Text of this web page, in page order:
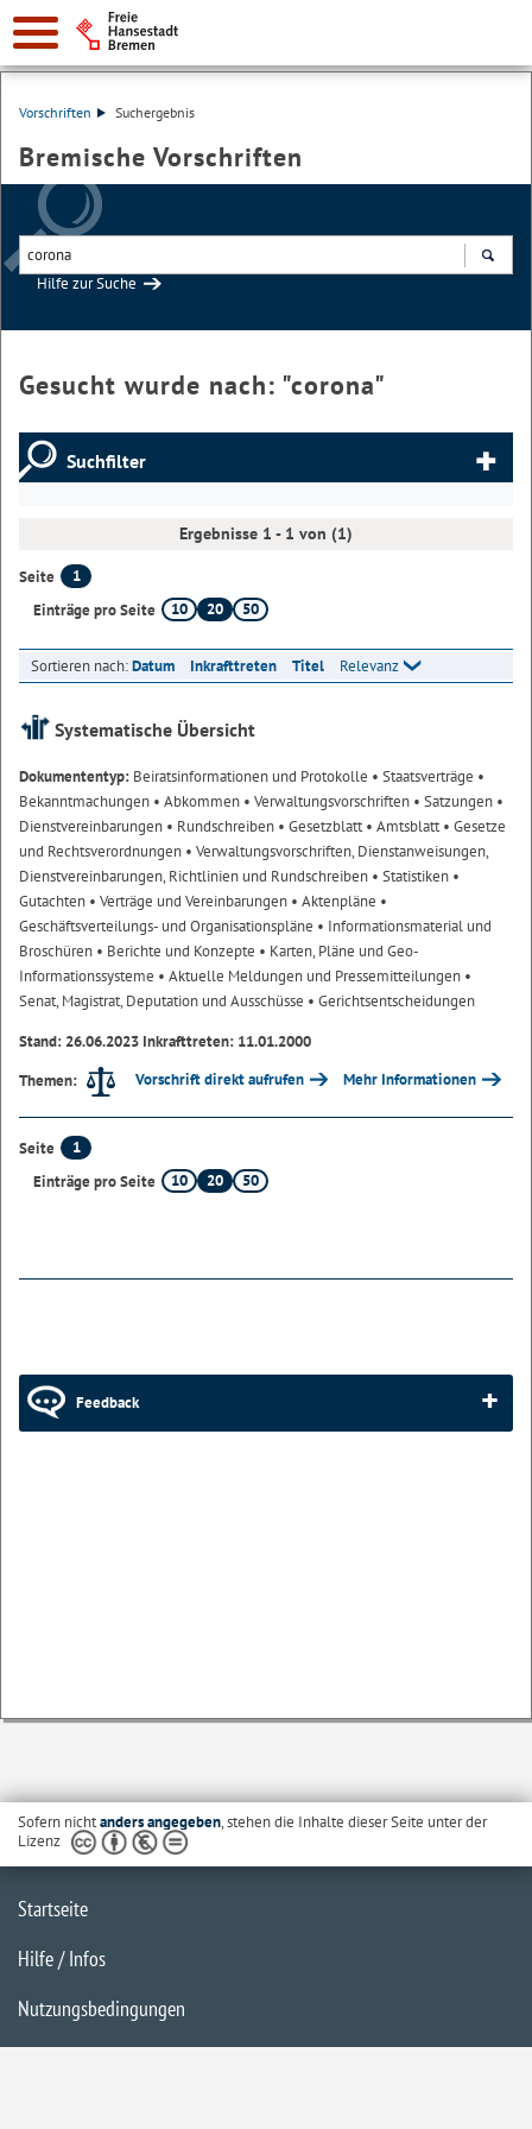
Vorschriften Suchergebnis
Bremische Vorschriften
Hilfe zur Suche
Gesucht wurde nach: "corona"
Suchfilter
Ergebnisse 1 - 1 von (1)
Seite
1
Einträge pro Seite
10 20 50
Sortieren nach:Datum Inkrafttreten Titel Relevanz
Systematische Übersicht
Dokumententyp: Beiratsinformationen und Protokolle • Staatsverträge •
Bekanntmachungen • Abkommen • Verwaltungsvorschriften • Satzungen •
Dienstvereinbarungen • Rundschreiben • Gesetzblatt• Amtsblatt• Gesetze
und Rechtsverordnungen • Verwaltungsvorschriften, Dienstanweisungen,
Dienstvereinbarungen, Richtlinien und Rundschreiben • Statistiken •
Gutachten • Verträge und Vereinbarungen • Aktenpläne •
Geschäftsverteilungs- und Organisationspläne • Informationsmaterial und
Broschüren • Berichte und Konzepte • Karten, Pläne und Geo-
Informationssysteme • Aktuelle Meldungen und Pressemitteilungen •
Senat, Magistrat, Deputation und Ausschüsse • Gerichtsentscheidungen
Stand: 26.06.2023 Inkrafttreten: 11.01.2000
Themen:
Vorschrift direkt aufrufen Mehr Informationen
Seite
1
Einträge pro Seite
10 20 50
Feedback
Sofern nichtanders angegeben, stehen die Inhalte dieser Seite unter der
Lizenz
Startseite
Hilfe / Infos
Nutzungsbedingungen